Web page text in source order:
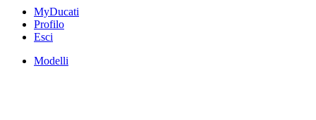
MyDucati
Profilo
Esci
Modelli